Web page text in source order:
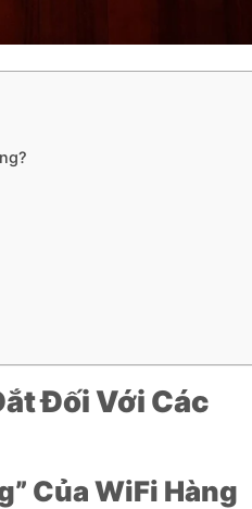
Đối Với Các
Của WiFi Hàng